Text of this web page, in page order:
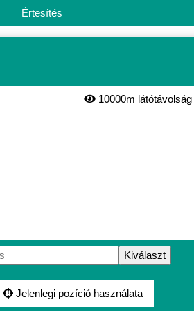
Értesítés
10000m látótávolság
Jelenlegi pozíció használata